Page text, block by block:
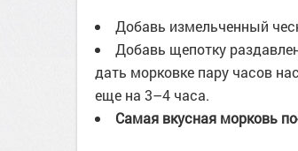
Добавь измельченный
Добавь щепотку
дать морковке пару часов
еще на 3–4 часа.
Самая вкусная морковь